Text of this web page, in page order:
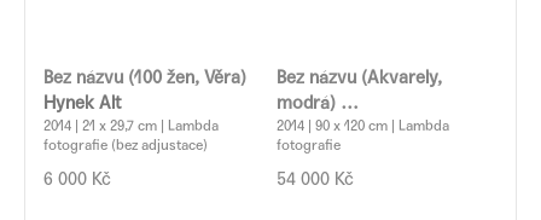
Bez názvu (100 žen, Věra)
Hynek Alt
2014 | 21 x 29,7 cm | Lambda
fotografie (bez adjustace)
6 000 Kč
Bez názvu (Akvarely,
modrá)
Hynek Alt
2014 | 90 x 120 cm | Lambda
fotografie
54 000 Kč